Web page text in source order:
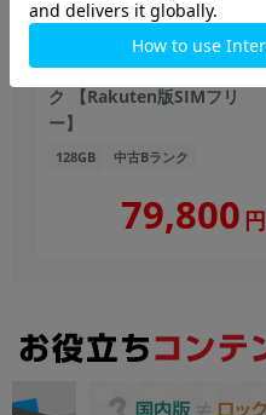
iPhone15 A3089
(MTMH3J/A) 128GB ブラッ
ク 【Rakuten版SIMフリ
ー】
128GB 中古Bランク
79,800 円